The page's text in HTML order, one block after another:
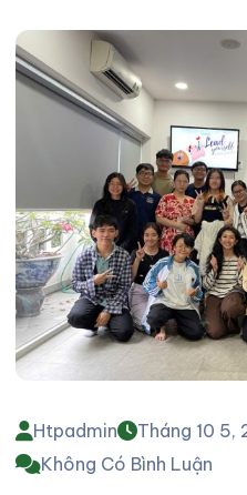
Htpadmin
Tháng 10 5,
Không Có Bình Luận